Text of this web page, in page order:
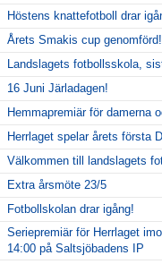
Höstens knattefotboll drar
Årets Smakis cup genomförd!
Landslagets fotbollsskola,
16 Juni Järladagen!
Hemmapremiär för damerna
Herrlaget spelar årets första
Välkommen till landslagets
Extra årsmöte 23/5
Fotbollskolan drar igång!
Seriepremiär för Herrlaget
14:00 på Saltsjöbadens IP